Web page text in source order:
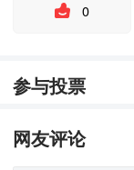
0
参与投票
网友评论